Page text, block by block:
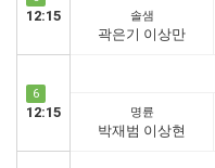
12:15 솔샘
곽은기 이상만
6
12:15 명륜
박재범 이상현